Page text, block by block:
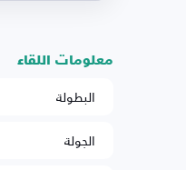
معلومات اللقاء
البطولة
الجولة